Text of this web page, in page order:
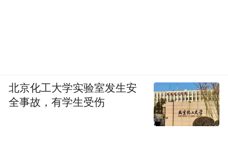
北京化工大学实验室发生安
全事故，有学生受伤